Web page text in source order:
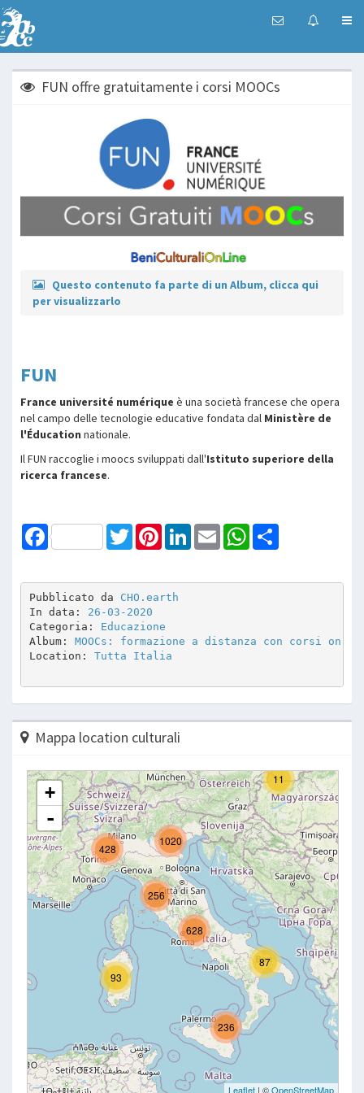
FUN offre gratuitamente i corsi MOOCs
Questo contenuto fa parte di un Album, clicca qui
per visualizzarlo
FUN
France université numérique è una società francese che opera
nel campo delle tecnologie educative fondata dal Ministère de
l'Éducation nationale.
Il FUN raccoglie i moocs sviluppati dall'Istituto superiore della
ricerca francese.
Facebook TwitterPinterestLinkedInEmail WhatsApp
Pubblicato da CHO.earth
In data: 26-03-2020
Categoria: Educazione
Album: MOOCs: formazione a distanza con corsi
Location: Tutta Italia
Mappa location culturali